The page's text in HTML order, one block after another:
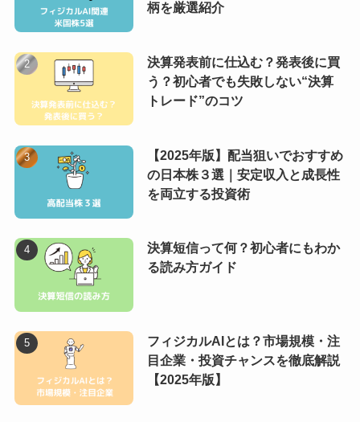
柄を厳選紹介
決算発表前に仕込む？発表後に買
う？初心者でも失敗しない“決算
トレード”のコツ
【2025年版】配当狙いでおすすめ
の日本株３選｜安定収入と成長性
を両立する投資術
決算短信って何？初心者にもわか
る読み方ガイド
フィジカルAIとは？市場規模・注
目企業・投資チャンスを徹底解説
【2025年版】